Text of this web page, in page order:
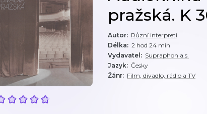
pražská. K
Autor: Různí interpreti
Délka: 2 hod 24 min
Vydavatel : Supraphon a.s.
Jazyk: Česky
Žánr: Film, divadlo, rádio a TV